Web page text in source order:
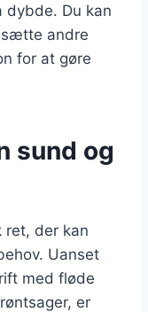
dybde. Du kan
andre
for at gøre
sund og
ret, der kan
Uanset
med fløde
er